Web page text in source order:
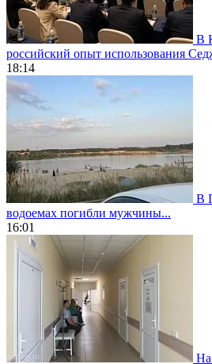
В
российский опыт использования
18:14
В
водоемах погибли мужчины...
16:01
На